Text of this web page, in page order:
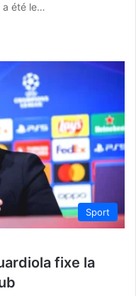
a été le…
Sport
fixe la